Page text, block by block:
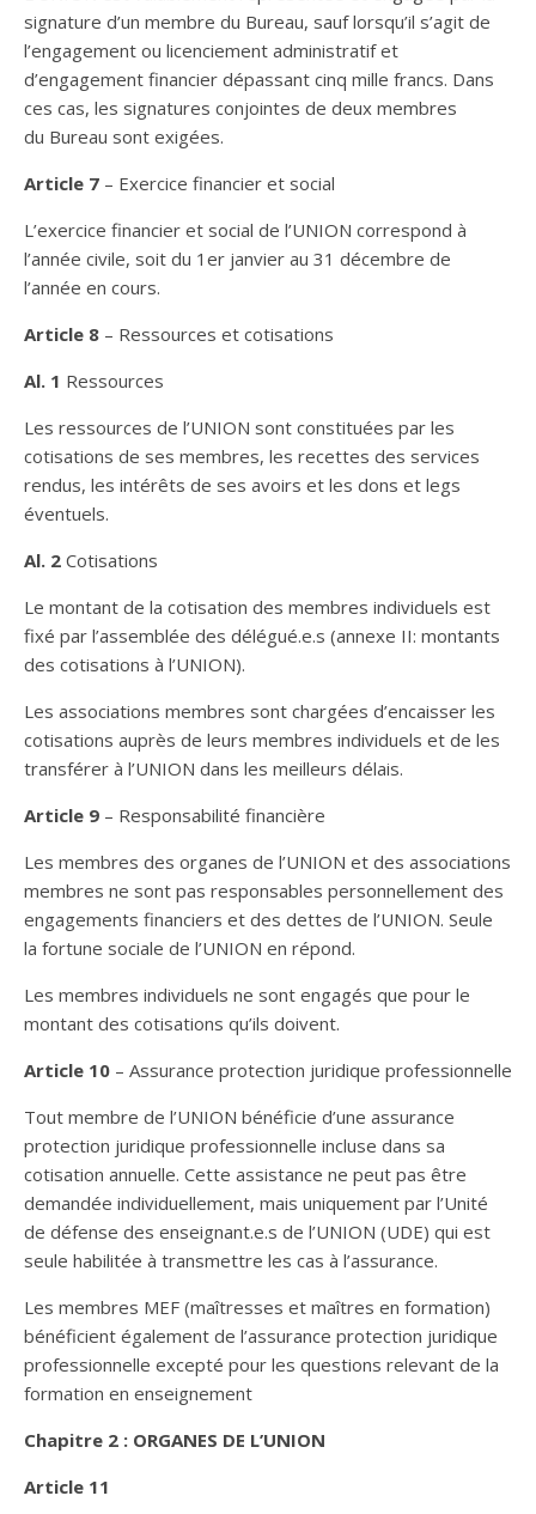
signature d’un membre du Bureau, sauf lorsqu’il s’agit de
l’engagement ou licenciement administratif et
d’engagement financier dépassant cinq mille francs. Dans
ces cas, les signatures conjointes de deux membres
du Bureau sont exigées.
Article 7 – Exercice financier et social
L’exercice financier et social de l’UNION correspond à
l’année civile, soit du 1er janvier au 31 décembre de
l’année en cours.
Article 8 – Ressources et cotisations
Al. 1 Ressources
Les ressources de l’UNION sont constituées par les
cotisations de ses membres, les recettes des services
rendus, les intérêts de ses avoirs et les dons et legs
éventuels.
Al. 2 Cotisations
Le montant de la cotisation des membres individuels est
fixé par l’assemblée des délégué.e.s (annexe II: montants
des cotisations à l’UNION).
Les associations membres sont chargées d’encaisser les
cotisations auprès de leurs membres individuels et de les
transférer à l’UNION dans les meilleurs délais.
Article 9 – Responsabilité financière
Les membres des organes de l’UNION et des associations
membres ne sont pas responsables personnellement des
engagements financiers et des dettes de l’UNION. Seule
la fortune sociale de l’UNION en répond.
Les membres individuels ne sont engagés que pour le
montant des cotisations qu’ils doivent.
Article 10 – Assurance protection juridique professionnelle
Tout membre de l’UNION bénéficie d’une assurance
protection juridique professionnelle incluse dans sa
cotisation annuelle. Cette assistance ne peut pas être
demandée individuellement, mais uniquement par l’Unité
de défense des enseignant.e.s de l’UNION (UDE) qui est
seule habilitée à transmettre les cas à l’assurance.
Les membres MEF (maîtresses et maîtres en formation)
bénéficient également de l’assurance protection juridique
professionnelle excepté pour les questions relevant de la
formation en enseignement
Chapitre 2 : ORGANES DE L’UNION
Article 11